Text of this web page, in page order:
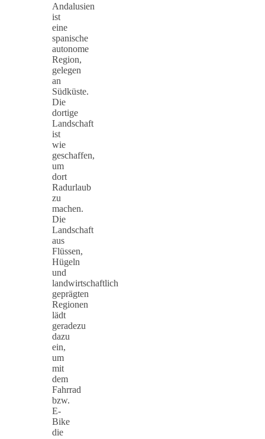
Andalusien
ist
eine
spanische
autonome
Region,
gelegen
an
Südküste.
Die
dortige
Landschaft
ist
wie
geschaffen,
um
dort
Radurlaub
zu
machen.
Die
Landschaft
aus
Flüssen,
Hügeln
und
landwirtschaftlich
geprägten
Regionen
lädt
geradezu
dazu
ein,
um
mit
dem
Fahrrad
bzw.
E-
Bike
die